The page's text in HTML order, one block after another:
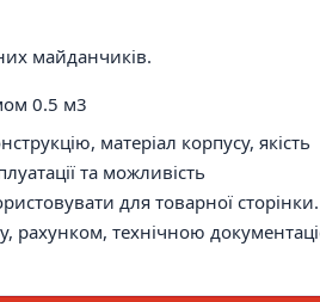
майданчиків.
0.5 м3
матеріал корпусу, якість
та можливість
для товарної сторінки.
рахунком, технічною